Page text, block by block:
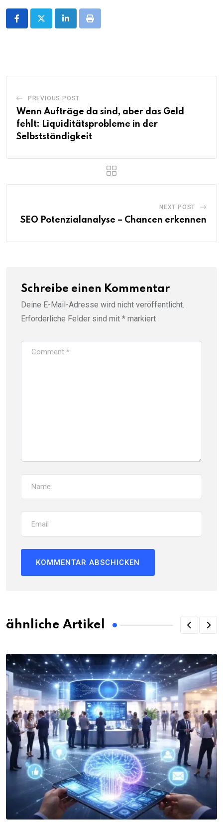
LinkedInPrint
PREVIOUS POST
Wenn Aufträge da sind, aber das Geld
fehlt: Liquiditätsprobleme in der
Selbstständigkeit
NEXT POST
SEO Potenzialanalyse – Chancen erkennen
Schreibe einen Kommentar
Deine E-Mail-Adresse wird nicht veröffentlicht.
Erforderliche Felder sind mit * markiert
ähnliche Artikel